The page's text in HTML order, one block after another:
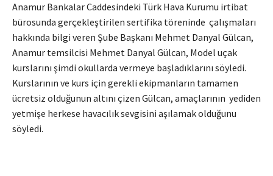
Anamur Bankalar Caddesindeki Türk Hava Kurumu irtibat
bürosunda gerçekleştirilen sertifika töreninde çalışmaları
hakkında bilgi veren Şube Başkanı Mehmet Danyal Gülcan,
Anamur temsilcisi Mehmet Danyal Gülcan, Model uçak
kurslarını şimdi okullarda vermeye başladıklarını söyledi.
Kurslarının ve kurs için gerekli ekipmanların tamamen
ücretsiz olduğunun altını çizen Gülcan, amaçlarının yediden
yetmişe herkese havacılık sevgisini aşılamak olduğunu
söyledi.